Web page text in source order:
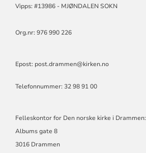
Vipps: #13986 - MJØNDALEN SOKN
Org.nr: 976 990 226
Epost: post.drammen@kirken.no
Telefonnummer: 32 98 91 00
Felleskontor for Den norske kirke i Drammen:
Albums gate 8
3016 Drammen